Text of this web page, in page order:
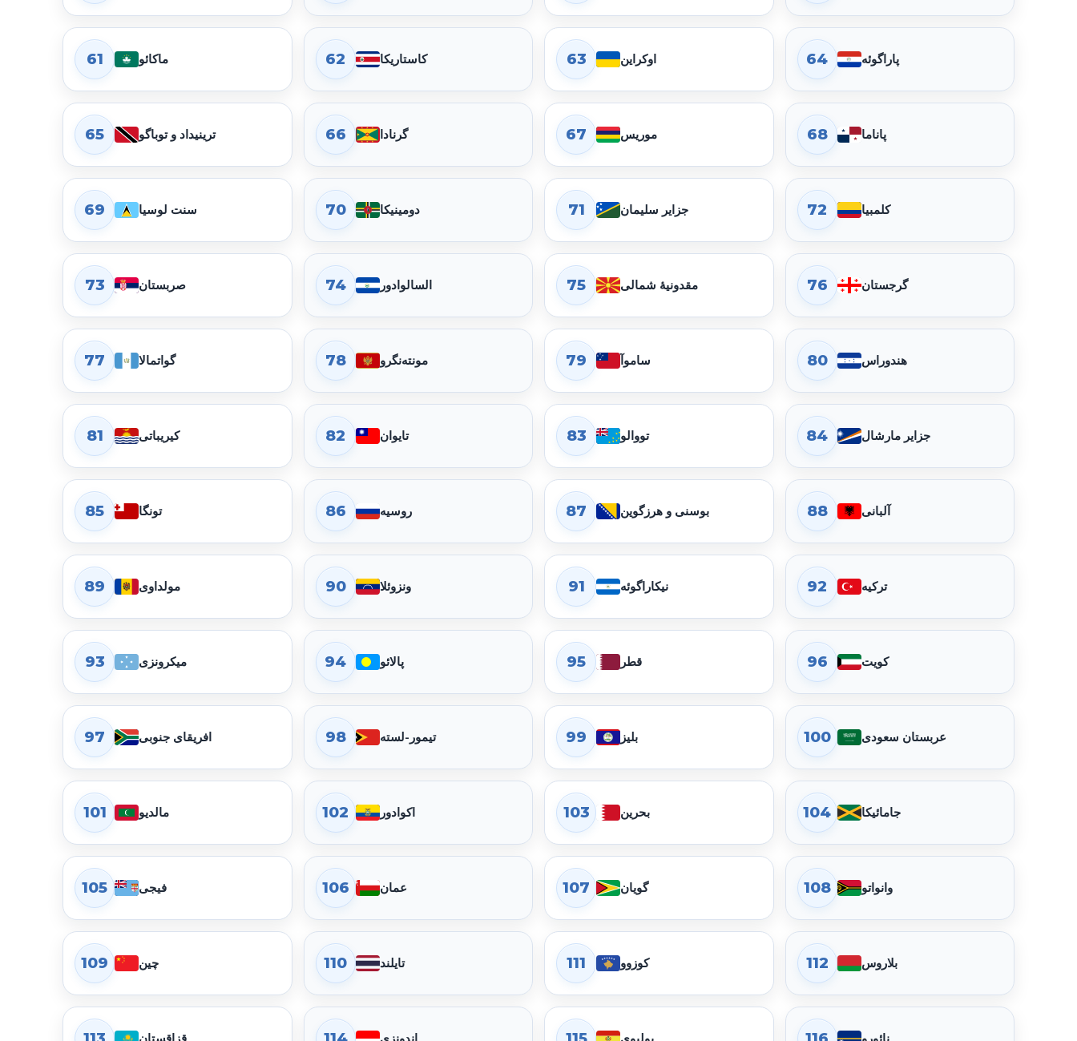
61 ماکائو 62 کاستاریکا 63 اوکراین 64 پاراگوئه
65 ترینیداد و توباگو 66 گرنادا 67 موریس 68 پاناما
69 سنت لوسیا 70 دومینیکا 71 جزایر سلیمان 72 کلمبیا
73 صربستان گذرنامه صربستان در رتبه 73 قرار دارد. امتیاز جابه‌جایی 133، دسترسی بدون ویزا 85، دسترسی eTA 6، ویزای هنگام ورود 42 و مقصدهای نیازمند ویزا 65 است. 74 السالوادور 75 مقدونیهٔ شمالی 76 گرجستان
77 گواتمالا گذرنامه گواتمالا در رتبه 77 قرار دارد. امتیاز جابه‌جایی 131، دسترسی بدون ویزا 78، دسترسی eTA 8، ویزای هنگام ورود 45 و مقصدهای نیازمند ویزا 67 است. 78 مونته‌نگرو 79 ساموآ 80 هندوراس
81 کیریباتی گذرنامه کیریباتی در رتبه 81 قرار دارد. امتیاز جابه‌جایی 128، دسترسی بدون ویزا 79، دسترسی eTA 5، ویزای هنگام ورود 44 و مقصدهای نیازمند ویزا 70 است. 82 تایوان 83 تووالو 84 جزایر مارشال
85 تونگا گذرنامه تونگا در رتبه 85 قرار دارد. امتیاز جابه‌جایی 126، دسترسی بدون ویزا 80، دسترسی eTA 6، ویزای هنگام ورود 40 و مقصدهای نیازمند ویزا 72 است. 86 روسیه 87 بوسنی و هرزگوین 88 آلبانی
89 مولداوی 90 ونزوئلا 91 نیکاراگوئه 92 ترکیه
93 میکرونزی 94 پالائو 95 قطر 96 کویت
97 افریقای جنوبی گذرنامه افریقای جنوبی در رتبه 97 قرار دارد. امتیاز جابه‌جایی 109، دسترسی بدون ویزا 59، دسترسی eTA 7، ویزای هنگام ورود 43 و مقصدهای نیازمند ویزا 89 است. 98 تیمور-لسته 99 بلیز 100 عربستان سعودی
101 مالدیو گذرنامه مالدیو در رتبه 101 قرار دارد. امتیاز جابه‌جایی 102، دسترسی بدون ویزا 54، دسترسی eTA 4، ویزای هنگام ورود 44 و مقصدهای نیازمند ویزا 96 است. 102 اکوادور 103 بحرین 104 جامائیکا
105 فیجی گذرنامه فیجی در رتبه 105 قرار دارد. امتیاز جابه‌جایی 98، دسترسی بدون ویزا 49، دسترسی eTA 5، ویزای هنگام ورود 44 و مقصدهای نیازمند ویزا 100 است. 106 عمان 107 گویان 108 وانواتو
109 چین گذرنامه چین در رتبه 109 قرار دارد. امتیاز جابه‌جایی 94، دسترسی بدون ویزا 42، دسترسی eTA 6، ویزای هنگام ورود 46 و مقصدهای نیازمند ویزا 104 است. 110 تایلند 111 کوزوو 112 بلاروس